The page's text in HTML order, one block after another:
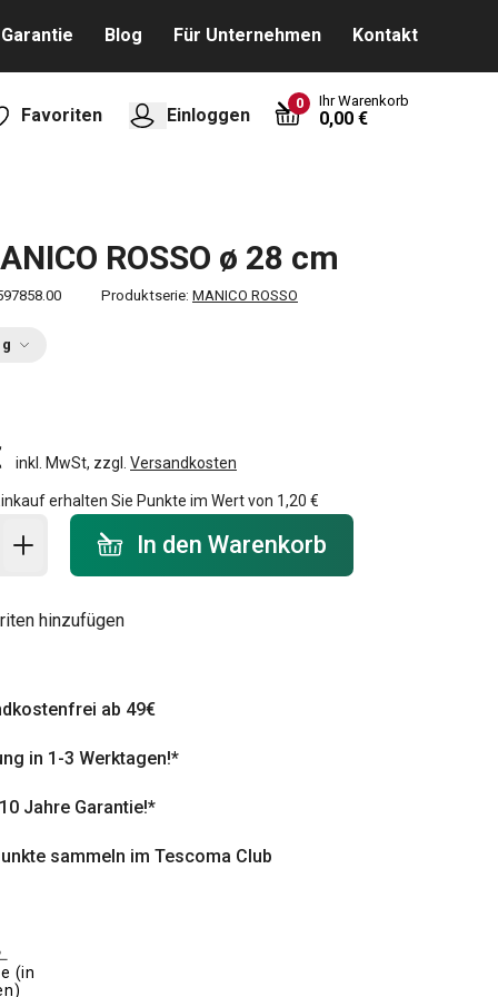
Garantie Blog Für Unternehmen Kontakt
Favoriten Einloggen
0 Ihr Warenkorb
0,00 €
ROSSO ø 28 cm
Produktserie: MANICO ROSSO
inkl. MwSt, zzgl. Versandkosten
erhalten Sie Punkte im Wert von 1,20 €
- Menge
In den Warenkorb
hinzufügen
ab 49€
in 1-3 Werktagen!*
Jahre Garantie!*
sammeln im Tescoma Club
(in